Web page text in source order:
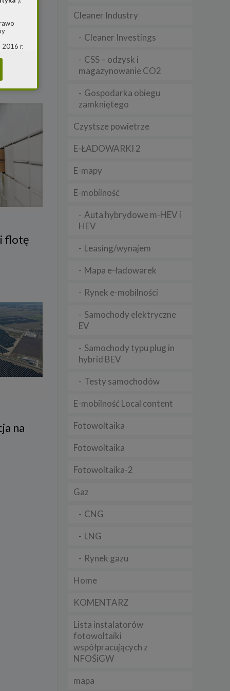
zł
flotę
na
Cleaner Industry
Cleaner Investings
CSS – odzysk i
magazynowanie CO2
Gospodarka obiegu
zamkniętego
Czystsze powietrze
E-ŁADOWARKI 2
E-mapy
E-mobilność
Auta hybrydowe m-HEV i
HEV
Leasing/wynajem
Mapa e-ładowarek
Rynek e-mobilności
Samochody elektryczne
EV
Samochody typu plug in
hybrid BEV
Testy samochodów
E-mobilność Local content
Fotowoltaika
Fotowoltaika
Fotowoltaika-2
Gaz
CNG
LNG
Rynek gazu
Home
KOMENTARZ
Lista instalatorów
fotowoltaiki
współpracujących z
NFOŚiGW
mapa
2016 r.
jest
przy
w